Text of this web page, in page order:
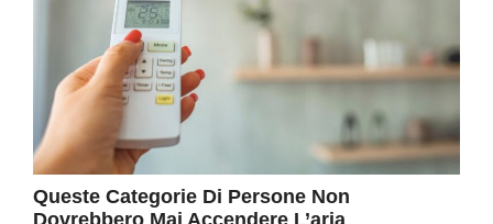
Queste Categorie Di Persone Non
Dovrebbero Mai Accendere L’aria